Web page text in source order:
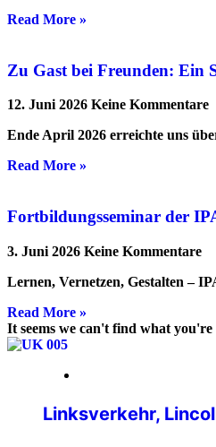
Read More »
Zu Gast bei Freunden: Ein
12. Juni 2026 Keine Kommentare
Ende April 2026 erreichte uns
Read More »
Fortbildungsseminar der
3. Juni 2026 Keine Kommentare
Lernen, Vernetzen, Gestalten –
Read More »
It seems we can't find what
Linksverkehr,